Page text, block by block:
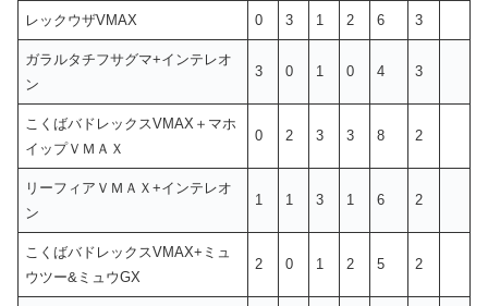
レックウザVMAX 0 3 1 2 6 3
ガラルタチフサグマ+インテレオ
ン
3 0 1 0 4 3
こくばバドレックスVMAX＋マホ
イップＶＭＡＸ
0 2 3 3 8 2
リーフィアＶＭＡＸ+インテレオ
ン
1 1 3 1 6 2
こくばバドレックスVMAX+ミュ
ウツー&ミュウGX
2 0 1 2 5 2